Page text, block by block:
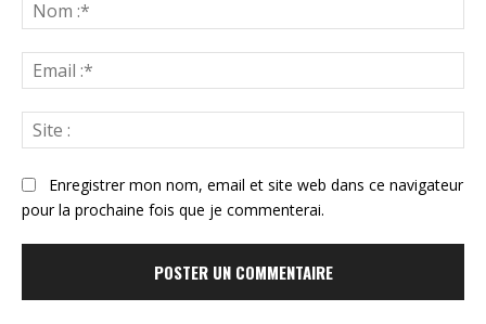
:*
:*
:
Enregistrer mon nom, email et site web dans ce navigateur
pour la prochaine fois que je commenterai.